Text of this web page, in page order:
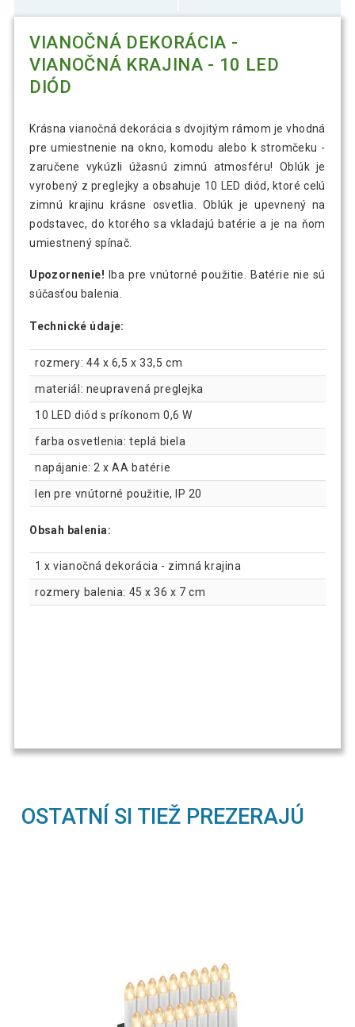
VIANOČNÁ DEKORÁCIA -
VIANOČNÁ KRAJINA - 10 LED
DIÓD
Krásna vianočná dekorácia s dvojitým rámom je vhodná
pre umiestnenie na okno, komodu alebo k stromčeku -
zaručene vykúzli úžasnú zimnú atmosféru! Oblúk je
vyrobený z preglejky a obsahuje 10 LED diód, ktoré celú
zimnú krajinu krásne osvetlia. Oblúk je upevnený na
podstavec, do ktorého sa vkladajú batérie a je na ňom
umiestnený spínač.
Upozornenie! Iba pre vnútorné použitie. Batérie nie sú
súčasťou balenia.
Technické údaje:
rozmery: 44 x 6,5 x 33,5 cm
materiál: neupravená preglejka
10 LED diód s príkonom 0,6 W
farba osvetlenia: teplá biela
napájanie: 2 x AA batérie
len pre vnútorné použitie, IP 20
Obsah balenia:
1 x vianočná dekorácia - zimná krajina
rozmery balenia: 45 x 36 x 7 cm
OSTATNÍ SI TIEŽ PREZERAJÚ